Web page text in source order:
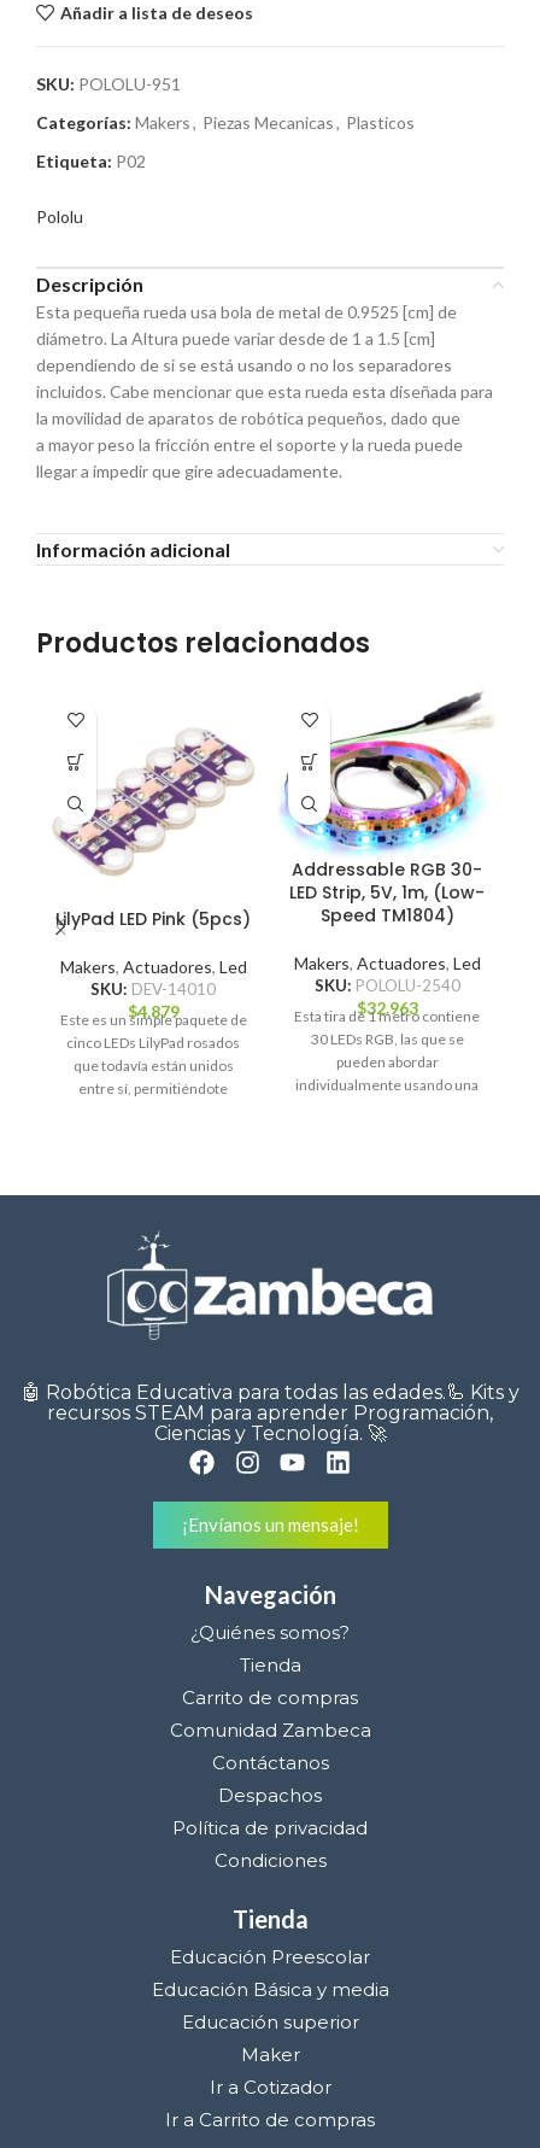
Añadir a lista de deseos
SKU: POLOLU-951
Categorías: Makers, Piezas Mecanicas, Plasticos
Etiqueta: P02
Pololu
Descripción
Esta pequeña rueda usa bola de metal de 0.9525 [cm] de
diámetro. La Altura puede variar desde de 1 a 1.5 [cm]
dependiendo de si se está usando o no los separadores
incluidos. Cabe mencionar que esta rueda esta diseñada para
la movilidad de aparatos de robótica pequeños, dado que
a mayor peso la fricción entre el soporte y la rueda puede
llegar a impedir que gire adecuadamente.
Información adicional
Productos relacionados
LilyPad LED Pink (5pcs)
Makers, Actuadores, Led
SKU: DEV-14010
$4.879
Este es un simple paquete de
cinco LEDs LilyPad rosados
que todavía están unidos
entre sí, permitiéndote
Addressable RGB 30-
LED Strip, 5V, 1m, (Low-
Speed TM1804)
Makers, Actuadores, Led
SKU: POLOLU-2540
$32.963
Esta tira de 1 metro contiene
30 LEDs RGB, las que se
pueden abordar
individualmente usando una
🤖 Robótica Educativa para todas las edades.🦾 Kits y
recursos STEAM para aprender Programación,
Ciencias y Tecnología. 🚀
¡Envíanos un mensaje!
Navegación
¿Quiénes somos?
Tienda
Carrito de compras
Comunidad Zambeca
Contáctanos
Despachos
Política de privacidad
Condiciones
Tienda
Educación Preescolar
Educación Básica y media
Educación superior
Maker
Ir a Cotizador
Ir a Carrito de compras